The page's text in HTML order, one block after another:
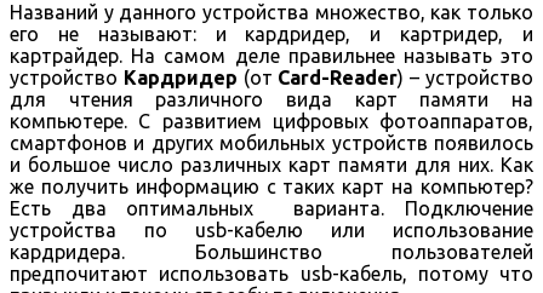
Названий у данного устройства множество, как только
его не называют: и кардридер, и картридер, и
картрайдер. На самом деле правильнее называть это
устройство Кардридер (от Card-Reader) – устройство
для чтения различного вида карт памяти на
компьютере. С развитием цифровых фотоаппаратов,
смартфонов и других мобильных устройств появилось
и большое число различных карт памяти для них. Как
же получить информацию с таких карт на компьютер?
Есть два оптимальных варианта. Подключение
устройства по usb-кабелю или использование
кардридера. Большинство пользователей
предпочитают использовать usb-кабель, потому что